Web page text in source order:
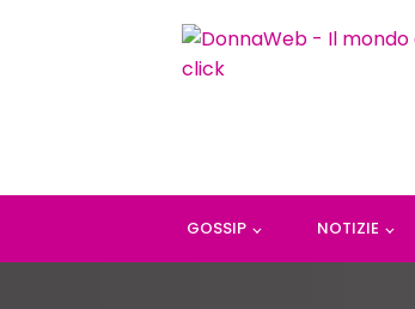
GOSSIP NOTIZIE